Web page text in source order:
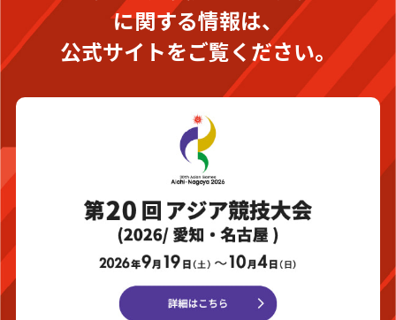
に関する情報は、
公式サイトをご覧ください。